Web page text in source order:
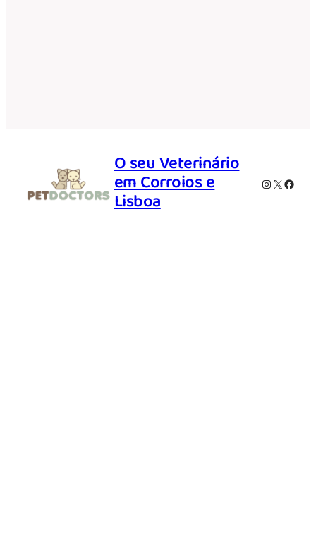
O seu Veterinário
em Corroios e
Lisboa
Instagram
X